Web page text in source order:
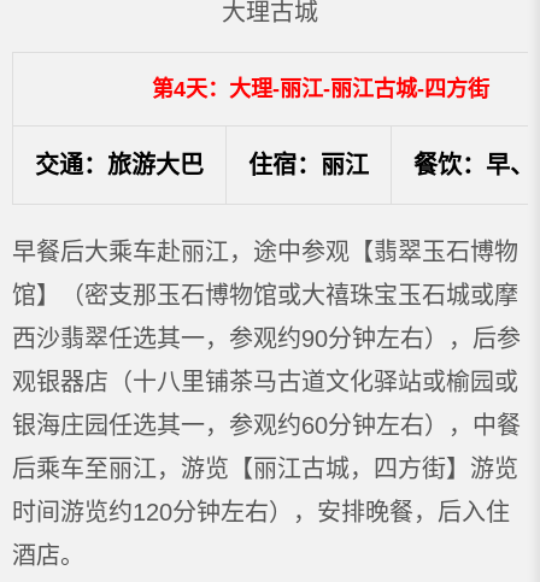
大理古城
第4天：大理-丽江-丽江古城-四方街
交通：旅游大巴 住宿：丽江 餐饮：早、
早餐后大乘车赴丽江，途中参观【翡翠玉石博物
馆】（密支那玉石博物馆或大禧珠宝玉石城或摩
西沙翡翠任选其一，参观约90分钟左右），后参
观银器店（十八里铺茶马古道文化驿站或榆园或
银海庄园任选其一，参观约60分钟左右），中餐
后乘车至丽江，游览【丽江古城，四方街】游览
时间游览约120分钟左右），安排晚餐，后入住
酒店。